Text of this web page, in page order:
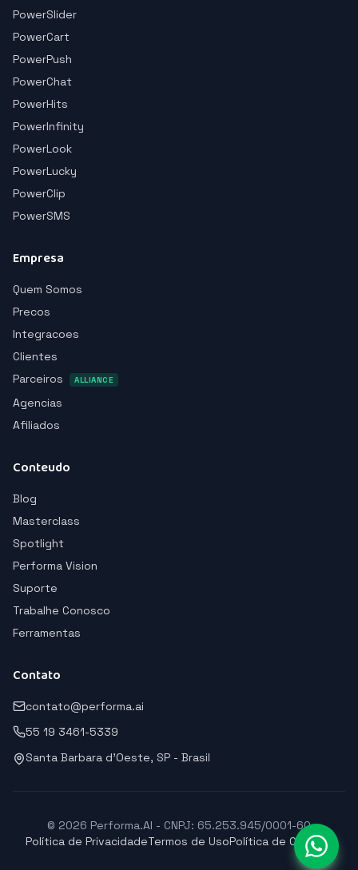
PowerSlider
PowerCart
PowerPush
PowerChat
PowerHits
PowerInfinity
PowerLook
PowerLucky
PowerClip
PowerSMS
Empresa
Quem Somos
Precos
Integracoes
Clientes
Parceiros
ALLIANCE
Agencias
Afiliados
Conteudo
Blog
Masterclass
Spotlight
Performa Vision
Suporte
Trabalhe Conosco
Ferramentas
Contato
contato@performa.ai
55 19 3461-5339
Santa Barbara d'Oeste, SP - Brasil
© 2026 Performa.AI - CNPJ: 65.253.945/0001-60
Política de PrivacidadeTermos de UsoPolítica de Cookies